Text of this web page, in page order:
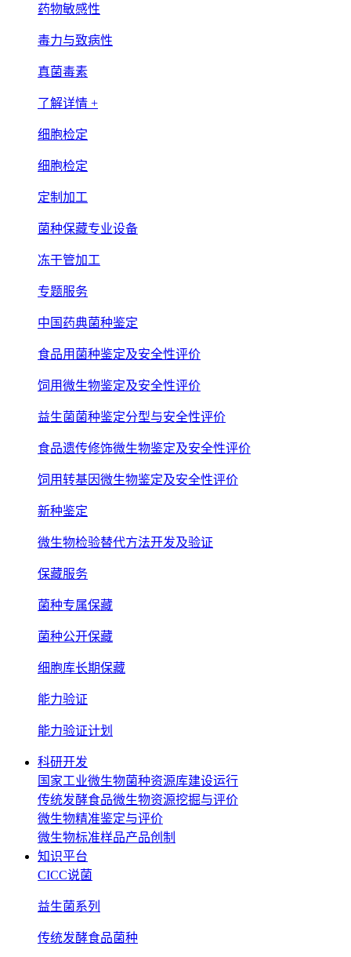
药物敏感性
毒力与致病性
真菌毒素
了解详情 +
细胞检定
细胞检定
定制加工
菌种保藏专业设备
冻干管加工
专题服务
中国药典菌种鉴定
食品用菌种鉴定及安全性评价
饲用微生物鉴定及安全性评价
益生菌菌种鉴定分型与安全性评价
食品遗传修饰微生物鉴定及安全性评价
饲用转基因微生物鉴定及安全性评价
新种鉴定
微生物检验替代方法开发及验证
保藏服务
菌种专属保藏
菌种公开保藏
细胞库长期保藏
能力验证
能力验证计划
科研开发
国家工业微生物菌种资源库建设运行
传统发酵食品微生物资源挖掘与评价
微生物精准鉴定与评价
微生物标准样品产品创制
知识平台
CICC说菌
益生菌系列
传统发酵食品菌种